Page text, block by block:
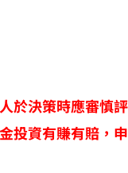
於決策時應審慎
投資有賺有賠，